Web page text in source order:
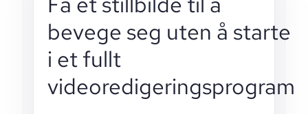
bevege seg uten å starte
i et fullt
videoredigeringsprogram